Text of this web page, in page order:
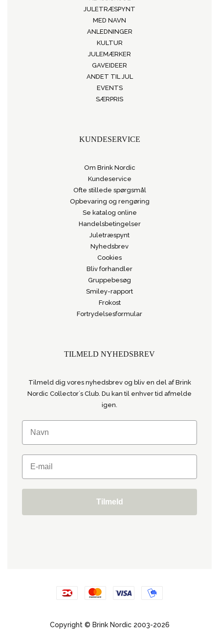
JULETRÆSPYNT
MED NAVN
ANLEDNINGER
KULTUR
JULEMÆRKER
GAVEIDEER
ANDET TIL JUL
EVENTS
SÆRPRIS
KUNDESERVICE
Om Brink Nordic
Kundeservice
Ofte stillede spørgsmål
Opbevaring og rengøring
Se katalog online
Handelsbetingelser
Juletræspynt
Nyhedsbrev
Cookies
Bliv forhandler
Gruppebesøg
Smiley-rapport
Frokost
Fortrydelsesformular
TILMELD NYHEDSBREV
Tilmeld dig vores nyhedsbrev og bliv en del af Brink
Nordic Collector´s Club. Du kan til enhver tid afmelde
igen.
Tilmeld
Copyright © Brink Nordic 2003-2026